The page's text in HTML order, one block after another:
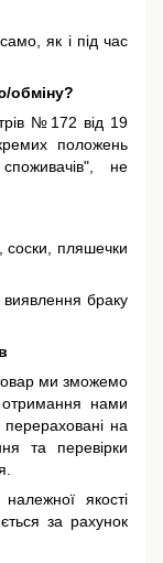
як і під час
обміну?
№172 від 19
положень
, не
пляшечки
виявлення браку
ми зможемо
нами
на
та перевірки
якості
за рахунок